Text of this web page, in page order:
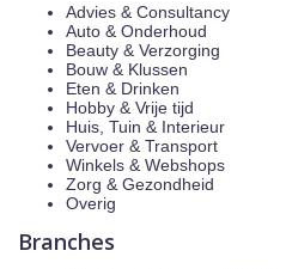
Advies & Consultancy
Auto & Onderhoud
Beauty & Verzorging
Bouw & Klussen
Eten & Drinken
Hobby & Vrije tijd
Huis, Tuin & Interieur
Vervoer & Transport
Winkels & Webshops
Zorg & Gezondheid
Overig
Branches